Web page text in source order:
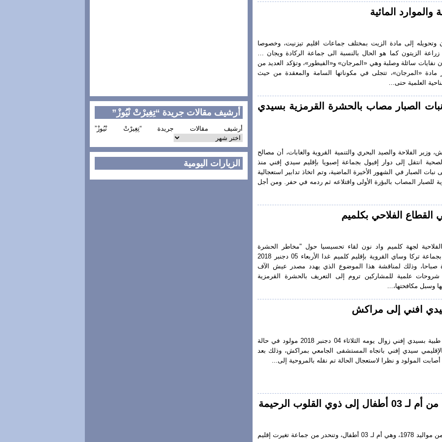
والموارد المائية
إلى مادة الزيت بمختلف جماعات اقليم تيزنيت، وخصوصا
زراعة الزيتون كما هو الحال بالنسبة الى جماعة الركادة ويجان …
نفايات سائلة وصلبة وهي «المرجان» و«الفيطور»، وتؤكد العديد من
مادة «المرجان»، تتجلى في مكوناتها السامة والمعقدة من حيث
العلمية حتى...
6,85 هكتار من نبات الصبار مصاب بالحشرة القرمزية بسيدي
وزير الفلاحة والصيد البحري والتنمية القروية والغابات، أن مصالح
انتقل إلى دوار إفيول بجماعة إصبويا بإقليم سيدي إفني منذ
الصبار في الشهور الأخيرة الماضية، وتم اتخاذ تدابير استعجالية
للصبار المصاب بالبؤرة الأولى واقتلاعه ثم ردمه في حفر. ومن أجل
الفلاحي بكلميم
لجهة كلميم واد نون لقاء تحسيسيا حول "مخاطر الحشرة
القرمزية وسبل مكافحتها" بجماعة تركا وساي القروية بإقليم كلميم غدا الأربعاء 05 دجنبر 2018
صباحا، وذلك لمناقشة هذا الموضوع الذي يهدد مصدر عيش الآف
شروحات علمية للمشاركين تروم إلى التعريف بالحشرة القرمزية
وسبل مكافحتها،...
افني إلى مراكش
تغيرت نيوز نقلت مروحية طبية بسيدي إفني زوال يومه الثلاثاء 04 دجنبر 2018 مولود في حالة
سيدي إفني باتجاه المستشفى الجامعي بمراكش، وذلك بعد
المولود و نظرا لاستعجال الحالة تم نقله بالمروحية إلى...
الرحيمة
تـُعاني السيدة (عائشة . أ) من مواليد 1978، وهي أم لـ 03 أطفال، وتنحدر من جماعة تغيرت إقليم
أرشيف مقالات جريدة “تِغِيرْتْ نْيُوزْ”
أرشيف مقالات جريدة “تِغِيرْتْ نْيُوزْ”
الزيارات اليومية